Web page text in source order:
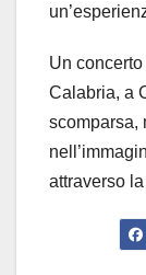
Un
Calabria, a
scomparsa,
attraverso